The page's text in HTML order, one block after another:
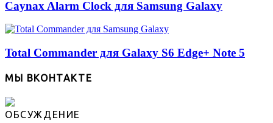
Caynax Alarm Clock для Samsung Galaxy
Total Commander для Galaxy S6 Edge+ Note 5
МЫ ВКОНТАКТЕ
ОБСУЖДЕНИЕ